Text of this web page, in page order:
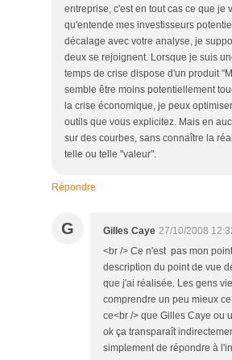
entreprise, c'est en tout cas ce que je
qu'entende mes investisseurs
décalage avec votre analyse, je
deux se rejoignent. Lorsque je suis
temps de crise dispose d'un produit
semble être moins potentiellement
la crise économique, je peux
outils que vous explicitez. Mais en
sur des courbes, sans connaître la
telle ou telle "valeur".
Répondre
G Gilles Caye 27/10/2008
<br /> Ce n'est pas mon
description du point de vue
que j'ai réalisée. Les gens
comprendre un peu mieux
ce<br /> que Gilles Caye ou
ok ça transparaît
simplement de répondre à